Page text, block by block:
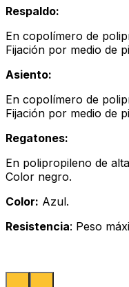
Respaldo:
En copolímero de
Fijación por medio de
Asiento:
En copolímero de
Fijación por medio de
Regatones:
En polipropileno de
Color negro.
Color: Azul.
Resistencia: Peso